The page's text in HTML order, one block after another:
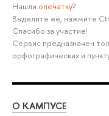
Нашли опечатку?
Выделите её, нажмите
Спасибо за участие!
Сервис предназначен
орфографических и
О КАМПУСЕ